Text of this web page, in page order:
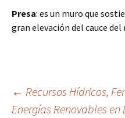
Presa: es un muro que
gran elevación del cauce del
← Recursos Hídricos,
Energías Renovables en